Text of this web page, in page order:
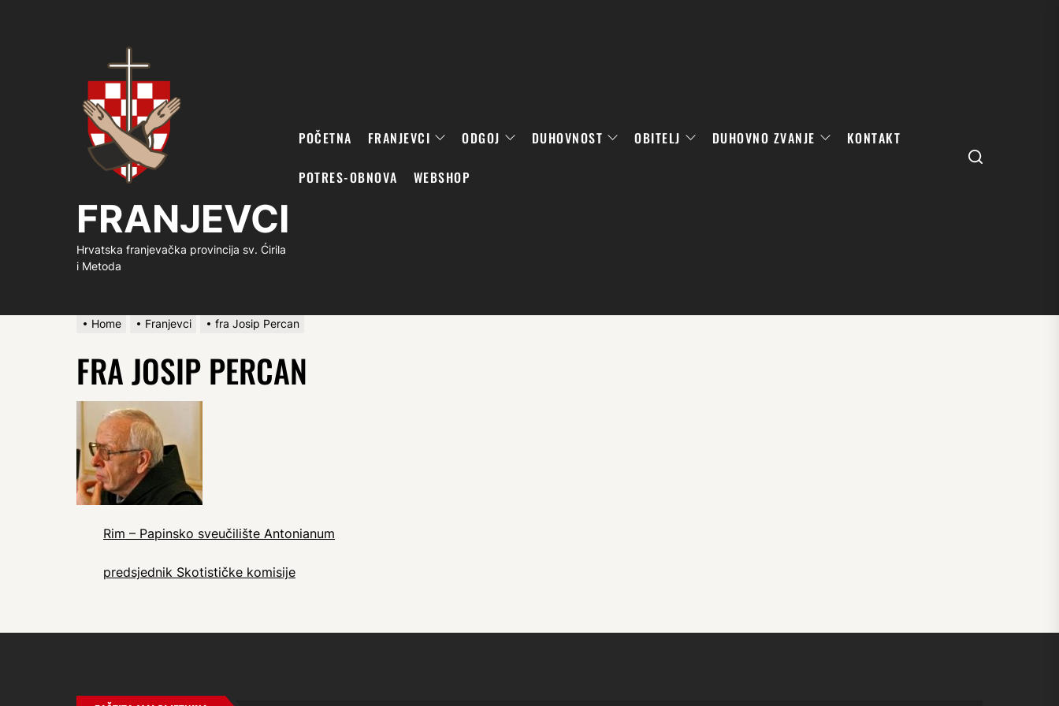
FRANJEVCI
Hrvatska franjevačka provincija sv. Ćirila
i Metoda
POČETNA FRANJEVCI ODGOJ DUHOVNOST OBITELJ DUHOVNO ZVANJE KONTAKT
POTRES-OBNOVA WEBSHOP
Search
Home Franjevci fra Josip Percan
FRA JOSIP PERCAN
Rim – Papinsko sveučilište Antonianum
predsjednik Skotističke komisije